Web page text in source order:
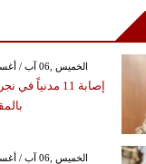
GMT 21:59 2026 الخميس ,06 آب / أغسطس
إصابة 11
GMT 17:19 2026 الخميس ,06 آب / أغسطس